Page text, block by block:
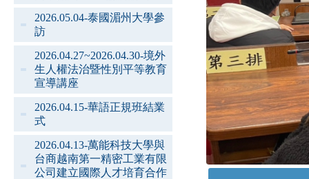
2026.05.04-泰國湄州大學參
訪
2026.04.27~2026.04.30-境外
生人權法治暨性別平等教育
宣導講座
2026.04.15-華語正規班結業
式
2026.04.13-萬能科技大學與
台商越南第一精密工業有限
公司建立國際人才培育合作